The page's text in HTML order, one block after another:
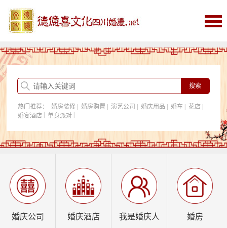
首页
婚庆
婚庆酒店
婚房购置
我是婚庆人
热门推荐： 婚房装修| 婚房购置 演艺公司 婚庆用品 婚车| 花店|
婚宴酒店| 单身派对|
婚庆公司 婚庆酒店 我是婚庆人 婚房